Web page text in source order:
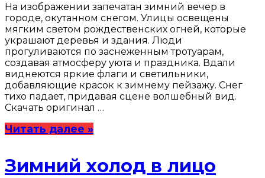
На изображении запечатан зимний вечер в
городе, окутанном снегом. Улицы освещены
мягким светом рождественских огней, которые
украшают деревья и здания. Люди
прогуливаются по заснеженным тротуарам,
создавая атмосферу уюта и праздника. Вдали
виднеются яркие флаги и светильники,
добавляющие красок к зимнему пейзажу. Снег
тихо падает, придавая сцене волшебный вид.
Скачать оригинал …
Читать далее »
Зимний холод в лицо